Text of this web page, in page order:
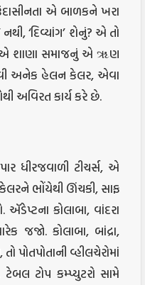
એ બાળકને ખરા
‘દિવ્યાંગ’ શેનું? એ તો
એ શાણા સમાજનું એ ૠણ
અનેક હેલન કેલર, એવા
અવિરત કાર્ય કરે છે.
ધીરજવાળી ટીચર્સ, એ
કેલરને ભોંયેથી ઊંચકી, સાફ
કોલાબા, વાંદરા
જજો. કોલાબા, બાંદ્રા,
પોતપોતાની વ્હીલચેરોમાં
ટોપ કમ્પ્યુટરો સામે